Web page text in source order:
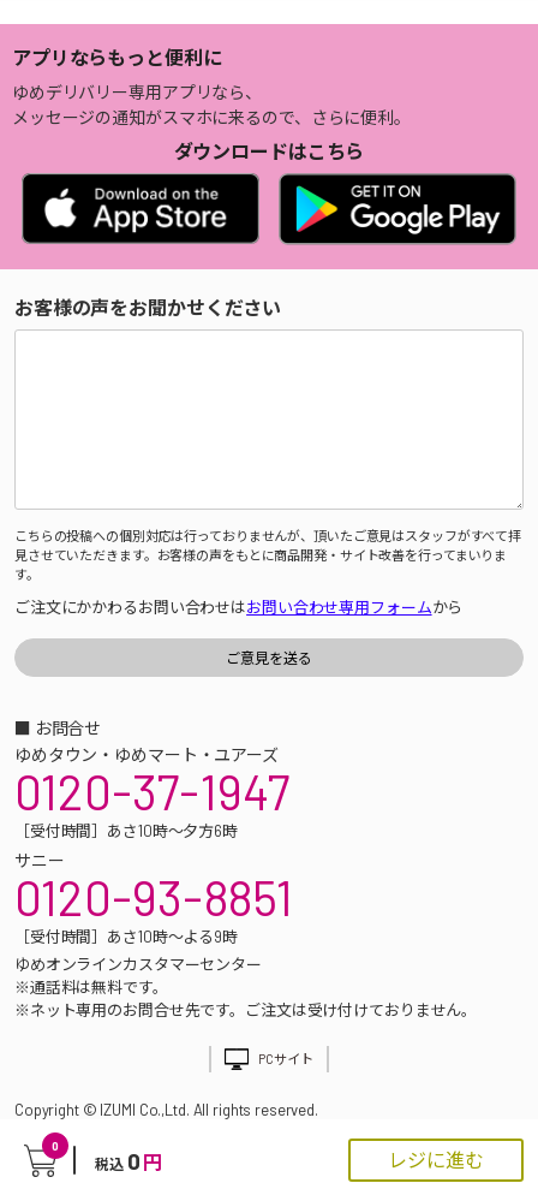
0
税込 0 円 レジに進む
アプリならもっと便利に
ゆめデリバリー専用アプリなら、
メッセージの通知がスマホに来るので、さらに便利。
ダウンロードはこちら
お客様の声をお聞かせください
こちらの投稿への個別対応は行っておりませんが、頂いたご意見はスタッフがすべて拝
見させていただきます。お客様の声をもとに商品開発・サイト改善を行ってまいりま
す。
ご注文にかかわるお問い合わせはお問い合わせ専用フォームから
■ お問合せ
ゆめタウン・ゆめマート・ユアーズ
0120-37-1947
［受付時間］あさ10時～夕方6時
サニー
0120-93-8851
［受付時間］あさ10時～よる9時
ゆめオンラインカスタマーセンター
※通話料は無料です。
※ネット専用のお問合せ先です。ご注文は受け付けておりません。
PCサイト
Copyright © IZUMI Co.,Ltd. All rights reserved.